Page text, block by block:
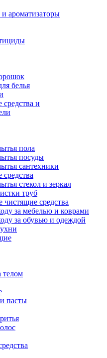
ароматизаторы
белья
и
пола
посуды
сантехники
стекол и зеркал
труб
чистящие средства
за мебелью и коврами
за обувью и одеждой
телом
пасты